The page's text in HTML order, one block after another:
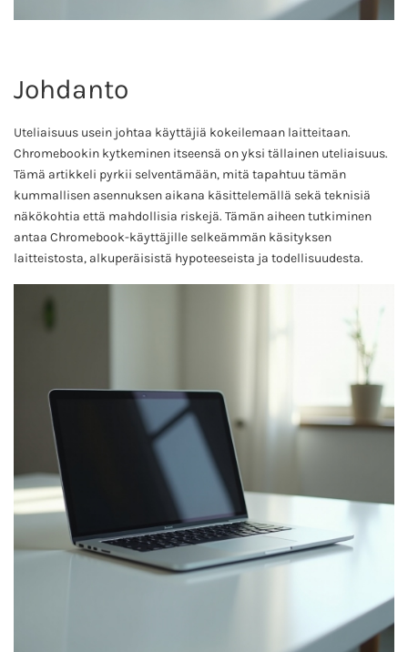
Johdanto
Uteliaisuus usein johtaa käyttäjiä kokeilemaan laitteitaan.
Chromebookin kytkeminen itseensä on yksi tällainen uteliaisuus.
Tämä artikkeli pyrkii selventämään, mitä tapahtuu tämän
kummallisen asennuksen aikana käsittelemällä sekä teknisiä
näkökohtia että mahdollisia riskejä. Tämän aiheen tutkiminen
antaa Chromebook-käyttäjille selkeämmän käsityksen
laitteistosta, alkuperäisistä hypoteeseista ja todellisuudesta.